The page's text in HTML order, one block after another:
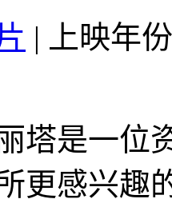
| 上映年
是一位资
更感兴趣